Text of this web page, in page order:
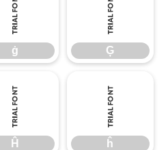
ġ
ġ
Ģ
Ģ
Ĥ
Ĥ
ĥ
ĥ